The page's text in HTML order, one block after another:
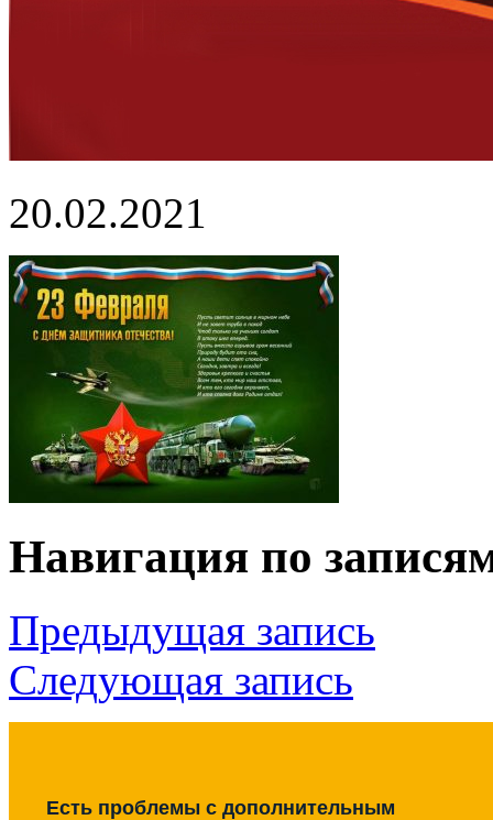
20.02.2021
Навигация по
Предыдущая запись
Следующая запись
Есть проблемы с дополнительным